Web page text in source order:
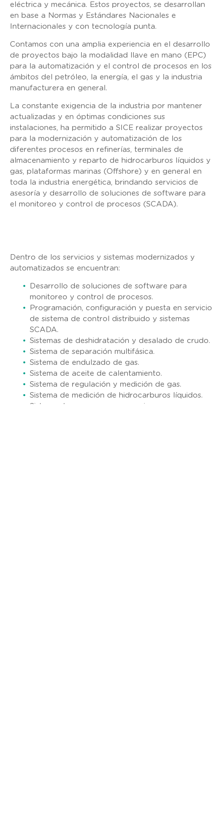
eléctrica y mecánica. Estos proyectos, se desarrollan
en base a Normas y Estándares Nacionales e
Internacionales y con tecnología punta.
Contamos con una amplia experiencia en el desarrollo
de proyectos bajo la modalidad llave en mano (EPC)
para la automatización y el control de procesos en los
ámbitos del petróleo, la energía, el gas y la industria
manufacturera en general.
La constante exigencia de la industria por mantener
actualizadas y en óptimas condiciones sus
instalaciones, ha permitido a SICE realizar proyectos
para la modernización y automatización de los
diferentes procesos en refinerías, terminales de
almacenamiento y reparto de hidrocarburos líquidos y
gas, plataformas marinas (Offshore) y en general en
toda la industria energética, brindando servicios de
asesoría y desarrollo de soluciones de software para
el monitoreo y control de procesos (SCADA).
Dentro de los servicios y sistemas modernizados y
automatizados se encuentran:
Desarrollo de soluciones de software para
monitoreo y control de procesos.
Programación, configuración y puesta en servicio
de sistema de control distribuido y sistemas
SCADA.
Sistemas de deshidratación y desalado de crudo.
Sistema de separación multifásica.
Sistema de endulzado de gas.
Sistema de aceite de calentamiento.
Sistema de regulación y medición de gas.
Sistema de medición de hidrocarburos líquidos.
Sistema de paro por emergencia